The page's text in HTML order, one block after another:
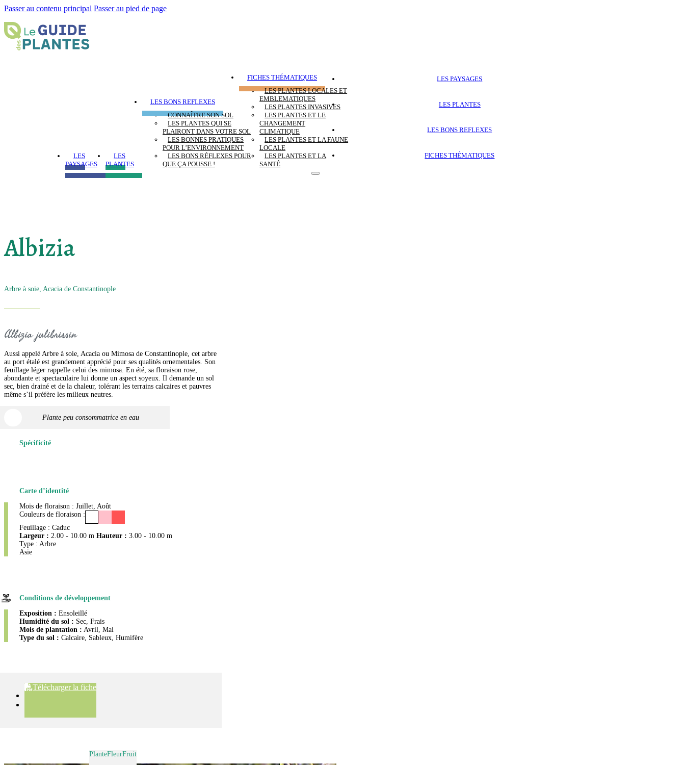
Passer au contenu principal Passer au pied de page
LES
PAYSAGES
LES
PLANTES
LES BONS REFLEXES
CONNAÎTRE SON SOL
LES PLANTES QUI SE
PLAIRONT DANS VOTRE SOL
LES BONNES PRATIQUES
POUR L’ENVIRONNEMENT
LES BONS RÉFLEXES POUR
QUE ÇA POUSSE !
FICHES THÉMATIQUES
LES PLANTES LOCALES ET
EMBLEMATIQUES
LES PLANTES INVASIVES
LES PLANTES ET LE
CHANGEMENT
CLIMATIQUE
LES PLANTES ET LA FAUNE
LOCALE
LES PLANTES ET LA
SANTÉ
LES PAYSAGES
LES PLANTES
LES BONS REFLEXES
FICHES THÉMATIQUES
Albizia
Arbre à soie, Acacia de Constantinople
Albizia julibrissin
Aussi appelé Arbre à soie, Acacia ou Mimosa de Constantinople, cet arbre
au port étalé est grandement apprécié pour ses qualités ornementales. Son
feuillage léger rappelle celui des mimosa. En été, sa floraison rose,
abondante et spectaculaire lui donne un aspect soyeux. Il demande un sol
sec, bien drainé et de la chaleur, tolérant les terrains calcaires et pauvres
même s’il préfère les milieux neutres.
Plante peu consommatrice en eau
Spécificité
Carte d’identité
Mois de floraison : Juillet, Août
Couleurs de floraison :
Feuillage : Caduc
Largeur : 2.00 - 10.00 m Hauteur : 3.00 - 10.00 m
Type : Arbre
Asie
Conditions de développement
Exposition : Ensoleillé
Humidité du sol : Sec, Frais
Mois de plantation : Avril, Mai
Type du sol : Calcaire, Sableux, Humifère
Télécharger la fiche
PlanteFleurFruit